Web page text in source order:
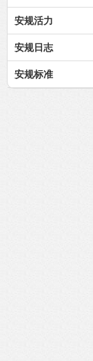
安规活力
安规日志
安规标准